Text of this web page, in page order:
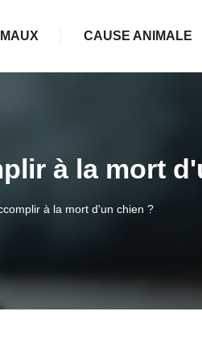
CAUSE ANIMALE
à la mort
à la mort d'un chien ?